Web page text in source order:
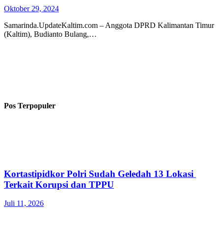
Oktober 29, 2024
Samarinda.UpdateKaltim.com – Anggota DPRD Kalimantan Timur
(Kaltim), Budianto Bulang,…
Pos Terpopuler
Kortastipidkor Polri Sudah Geledah 13 Lokasi
Terkait Korupsi dan TPPU
Juli 11, 2026